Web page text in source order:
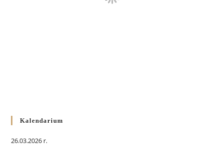
Kalendarium
26.03.2026 r.